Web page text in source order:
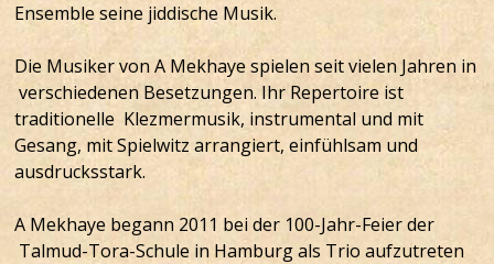
Ensemble seine jiddische Musik.
Die Musiker von A Mekhaye spielen seit vielen Jahren in
verschiedenen Besetzungen. Ihr Repertoire ist
traditionelle Klezmermusik, instrumental und mit
Gesang, mit Spielwitz arrangiert, einfühlsam und
ausdrucksstark.
A Mekhaye begann 2011 bei der 100-Jahr-Feier der
Talmud-Tora-Schule in Hamburg als Trio aufzutreten